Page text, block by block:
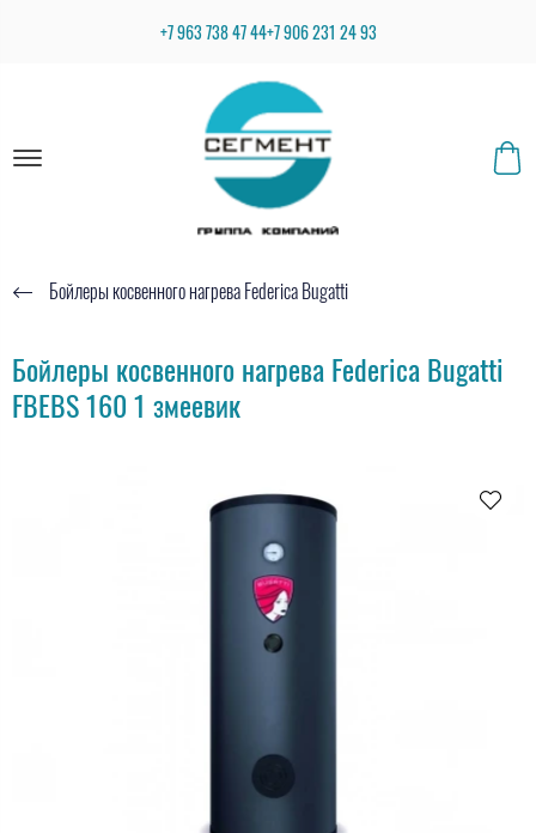
+7 963 738 47 44+7 906 231 24 93
Бойлеры косвенного нагрева Federica Bugatti
Бойлеры косвенного нагрева Federica Bugatti
FBEBS 160 1 змеевик